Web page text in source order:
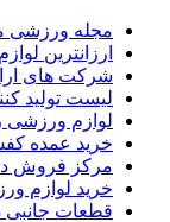
مجله ورزشی
ارزانترین
شرکت های
لیست تولید
لوازم ورزشی
خرید عمده
مرکز فروش
خرید لوازم
قطعات جانبی